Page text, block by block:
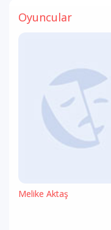
Oyuncular
Melike Aktaş